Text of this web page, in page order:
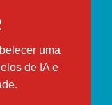
uma
de IA e